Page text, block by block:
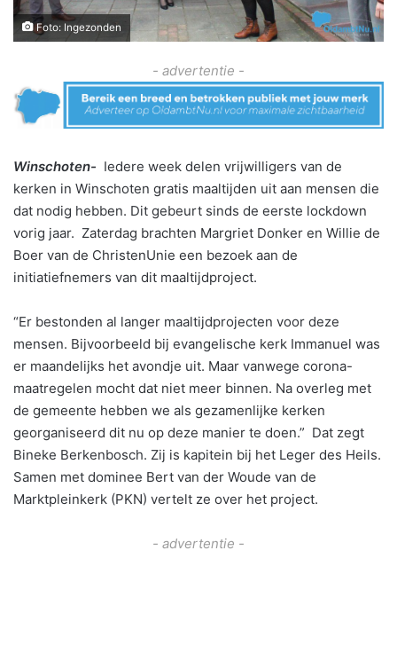
Foto: Ingezonden
- advertentie -
Winschoten- Iedere week delen vrijwilligers van de
kerken in Winschoten gratis maaltijden uit aan mensen die
dat nodig hebben. Dit gebeurt sinds de eerste lockdown
vorig jaar. Zaterdag brachten Margriet Donker en Willie de
Boer van de ChristenUnie een bezoek aan de
initiatiefnemers van dit maaltijdproject.
“Er bestonden al langer maaltijdprojecten voor deze
mensen. Bijvoorbeeld bij evangelische kerk Immanuel was
er maandelijks het avondje uit. Maar vanwege corona-
maatregelen mocht dat niet meer binnen. Na overleg met
de gemeente hebben we als gezamenlijke kerken
georganiseerd dit nu op deze manier te doen.” Dat zegt
Bineke Berkenbosch. Zij is kapitein bij het Leger des Heils.
Samen met dominee Bert van der Woude van de
Marktpleinkerk (PKN) vertelt ze over het project.
- advertentie -